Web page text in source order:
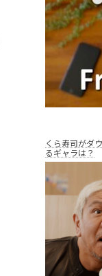
くら寿司がダ
るギャラは？